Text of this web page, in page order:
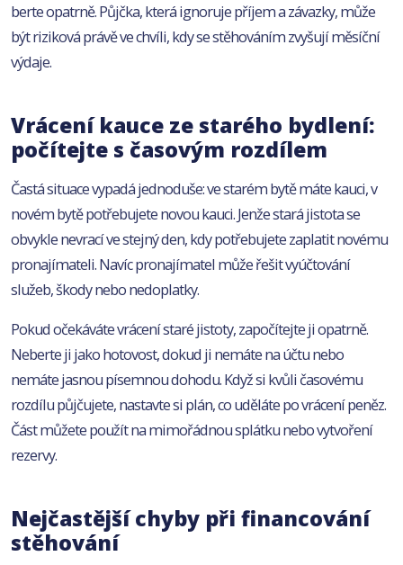
berte opatrně. Půjčka, která ignoruje příjem a závazky, může
být riziková právě ve chvíli, kdy se stěhováním zvyšují měsíční
výdaje.
Vrácení kauce ze starého bydlení:
počítejte s časovým rozdílem
Častá situace vypadá jednoduše: ve starém bytě máte kauci, v
novém bytě potřebujete novou kauci. Jenže stará jistota se
obvykle nevrací ve stejný den, kdy potřebujete zaplatit novému
pronajímateli. Navíc pronajímatel může řešit vyúčtování
služeb, škody nebo nedoplatky.
Pokud očekáváte vrácení staré jistoty, započítejte ji opatrně.
Neberte ji jako hotovost, dokud ji nemáte na účtu nebo
nemáte jasnou písemnou dohodu. Když si kvůli časovému
rozdílu půjčujete, nastavte si plán, co uděláte po vrácení peněz.
Část můžete použít na mimořádnou splátku nebo vytvoření
rezervy.
Nejčastější chyby při financování
stěhování